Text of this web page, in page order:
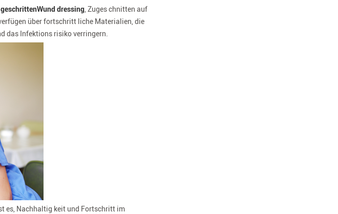
geschrittenWund dressing , Zuges chnitten auf
über fortschritt liche Materialien, die
das Infektions risiko verringern.
es, Nachhaltig keit und Fortschritt im